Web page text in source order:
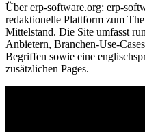
Über erp-software.org: erp-
redaktionelle Plattform zum
Mittelstand. Die Site umfasst
Anbietern, Branchen-Use-
Begriffen sowie eine
zusätzlichen Pages.